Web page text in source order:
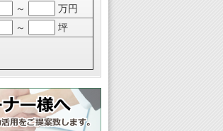
～
万円
～ 坪